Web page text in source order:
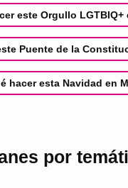
este Orgullo LGTBIQ+
Puente de la
hacer esta Navidad en
por